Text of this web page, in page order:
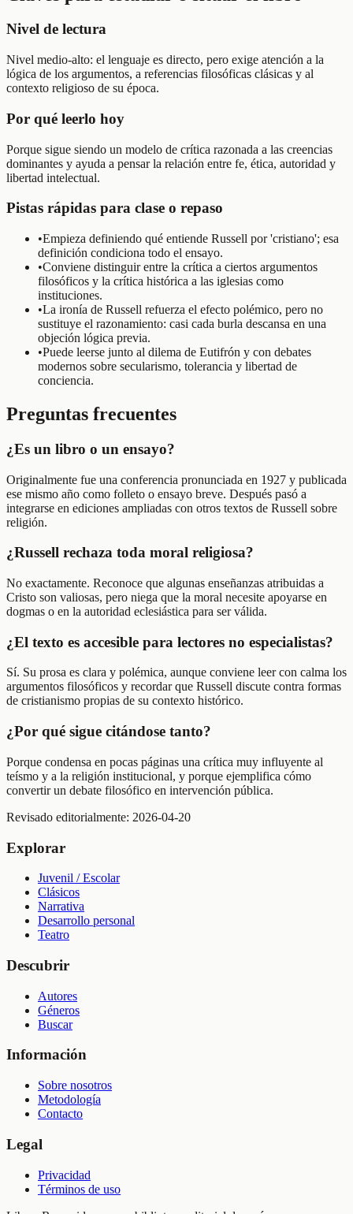
Nivel de lectura
Nivel medio-alto: el lenguaje es directo, pero exige atención a la
lógica de los argumentos, a referencias filosóficas clásicas y al
contexto religioso de su época.
Por qué leerlo hoy
Porque sigue siendo un modelo de crítica razonada a las creencias
dominantes y ayuda a pensar la relación entre fe, ética, autoridad y
libertad intelectual.
Pistas rápidas para clase o repaso
•Empieza definiendo qué entiende Russell por 'cristiano'; esa
definición condiciona todo el ensayo.
•Conviene distinguir entre la crítica a ciertos argumentos
filosóficos y la crítica histórica a las iglesias como
instituciones.
•La ironía de Russell refuerza el efecto polémico, pero no
sustituye el razonamiento: casi cada burla descansa en una
objeción lógica previa.
•Puede leerse junto al dilema de Eutifrón y con debates
modernos sobre secularismo, tolerancia y libertad de
conciencia.
Preguntas frecuentes
¿Es un libro o un ensayo?
Originalmente fue una conferencia pronunciada en 1927 y publicada
ese mismo año como folleto o ensayo breve. Después pasó a
integrarse en ediciones ampliadas con otros textos de Russell sobre
religión.
¿Russell rechaza toda moral religiosa?
No exactamente. Reconoce que algunas enseñanzas atribuidas a
Cristo son valiosas, pero niega que la moral necesite apoyarse en
dogmas o en la autoridad eclesiástica para ser válida.
¿El texto es accesible para lectores no especialistas?
Sí. Su prosa es clara y polémica, aunque conviene leer con calma los
argumentos filosóficos y recordar que Russell discute contra formas
de cristianismo propias de su contexto histórico.
¿Por qué sigue citándose tanto?
Porque condensa en pocas páginas una crítica muy influyente al
teísmo y a la religión institucional, y porque ejemplifica cómo
convertir un debate filosófico en intervención pública.
Revisado editorialmente: 2026-04-20
Explorar
Juvenil / Escolar
Clásicos
Narrativa
Desarrollo personal
Teatro
Descubrir
Autores
Géneros
Buscar
Información
Sobre nosotros
Metodología
Contacto
Legal
Privacidad
Términos de uso